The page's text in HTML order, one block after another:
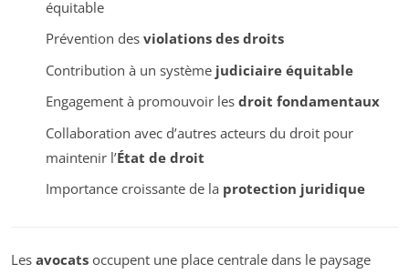
équitable
Prévention des violations des droits
Contribution à un système judiciaire équitable
Engagement à promouvoir les droit fondamentaux
Collaboration avec d’autres acteurs du droit pour
maintenir l’État de droit
Importance croissante de la protection juridique
Les avocats occupent une place centrale dans le paysage